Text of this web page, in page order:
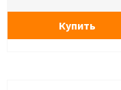
Купить